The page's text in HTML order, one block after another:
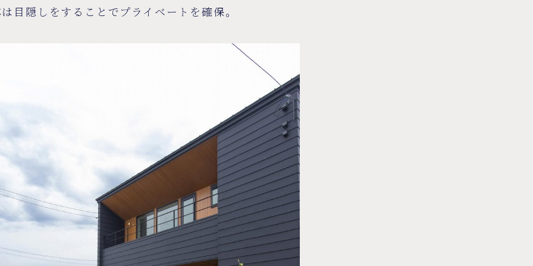
目隠しをすることでプライベートを確保。